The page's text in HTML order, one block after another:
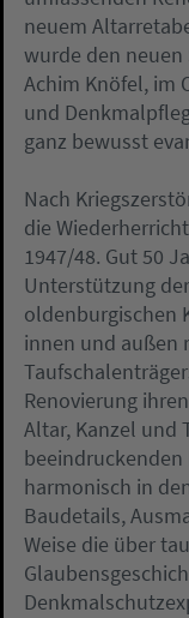
neuem
wurde den
Achim Knöfel, im
und
ganz bewusst
Nach
die
1947/48. Gut 50
Unterstützung
oldenburgischen
innen und außen
Renovierung
Altar, Kanzel und
beeindruckenden
harmonisch in
Baudetails,
Weise die über